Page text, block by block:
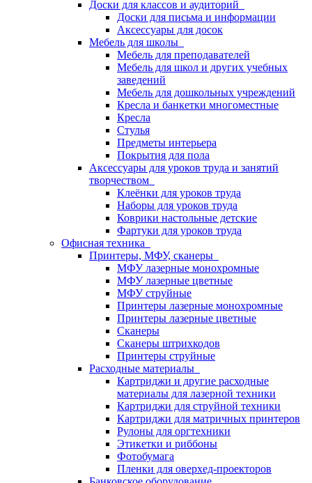
Доски для классов и аудиторий
Доски для письма и информации
Аксессуары для досок
Мебель для школы
Мебель для преподавателей
Мебель для школ и других учебных
заведений
Мебель для дошкольных учреждений
Кресла и банкетки многоместные
Кресла
Стулья
Предметы интерьера
Покрытия для пола
Аксессуары для уроков труда и занятий
творчеством
Клеёнки для уроков труда
Наборы для уроков труда
Коврики настольные детские
Фартуки для уроков труда
Офисная техника
Принтеры, МФУ, сканеры
МФУ лазерные монохромные
МФУ лазерные цветные
МФУ струйные
Принтеры лазерные монохромные
Принтеры лазерные цветные
Сканеры
Сканеры штрихкодов
Принтеры струйные
Расходные материалы
Картриджи и другие расходные
материалы для лазерной техники
Картриджи для струйной техники
Картриджи для матричных принтеров
Рулоны для оргтехники
Этикетки и риббоны
Фотобумага
Пленки для оверхед-проекторов